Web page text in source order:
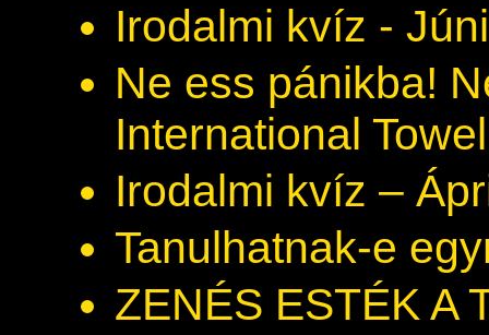
Irodalmi kvíz -
Ne ess pánikba!
International
Irodalmi kvíz –
Tanulhatnak-e
ZENÉS ESTÉK A